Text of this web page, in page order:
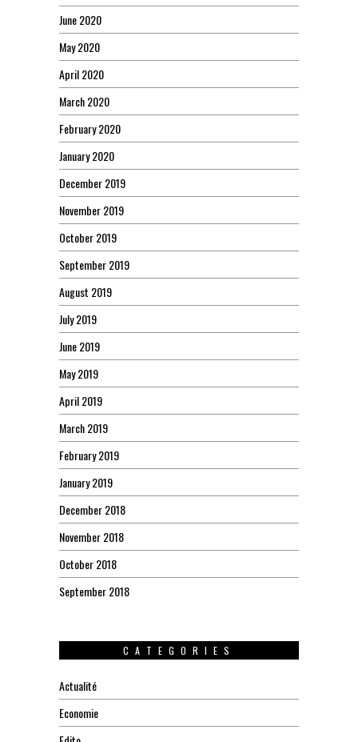
June 2020
May 2020
April 2020
March 2020
February 2020
January 2020
December 2019
November 2019
October 2019
September 2019
August 2019
July 2019
June 2019
May 2019
April 2019
March 2019
February 2019
January 2019
December 2018
November 2018
October 2018
September 2018
CATEGORIES
Actualité
Economie